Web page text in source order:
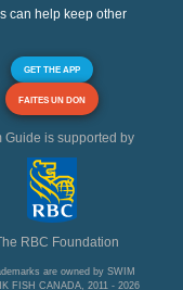
can help keep other
GET THE APP
FAITES UN DON
Guide is supported by
RBC Foundation
are owned by SWIM
FISH CANADA, 2011 - 2026